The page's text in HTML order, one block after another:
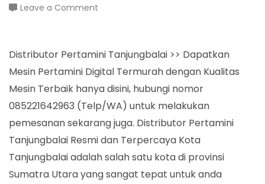
Leave a Comment
Tanjungbalai
Distributor Pertamini Tanjungbalai >> Dapatkan
Mesin Pertamini Digital Termurah dengan Kualitas
Mesin Terbaik hanya disini, hubungi nomor
085221642963 (Telp/WA) untuk melakukan
pemesanan sekarang juga. Distributor Pertamini
Tanjungbalai Resmi dan Terpercaya Kota
Tanjungbalai adalah salah satu kota di provinsi
Sumatra Utara yang sangat tepat untuk anda